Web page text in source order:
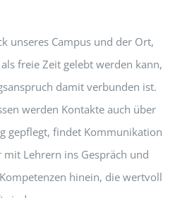
unseres Campus und der Ort,
freie Zeit gelebt werden kann,
damit verbunden ist.
werden Kontakte auch über
gepflegt, findet Kommunikation
Lehrern ins Gespräch und
hinein, die wertvoll